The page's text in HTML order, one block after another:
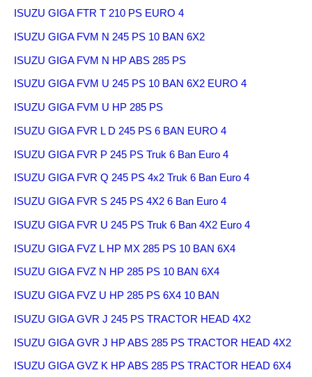
ISUZU GIGA FTR T 210 PS EURO 4
ISUZU GIGA FVM N 245 PS 10 BAN 6X2
ISUZU GIGA FVM N HP ABS 285 PS
ISUZU GIGA FVM U 245 PS 10 BAN 6X2 EURO 4
ISUZU GIGA FVM U HP 285 PS
ISUZU GIGA FVR L D 245 PS 6 BAN EURO 4
ISUZU GIGA FVR P 245 PS Truk 6 Ban Euro 4
ISUZU GIGA FVR Q 245 PS 4x2 Truk 6 Ban Euro 4
ISUZU GIGA FVR S 245 PS 4X2 6 Ban Euro 4
ISUZU GIGA FVR U 245 PS Truk 6 Ban 4X2 Euro 4
ISUZU GIGA FVZ L HP MX 285 PS 10 BAN 6X4
ISUZU GIGA FVZ N HP 285 PS 10 BAN 6X4
ISUZU GIGA FVZ U HP 285 PS 6X4 10 BAN
ISUZU GIGA GVR J 245 PS TRACTOR HEAD 4X2
ISUZU GIGA GVR J HP ABS 285 PS TRACTOR HEAD 4X2
ISUZU GIGA GVZ K HP ABS 285 PS TRACTOR HEAD 6X4